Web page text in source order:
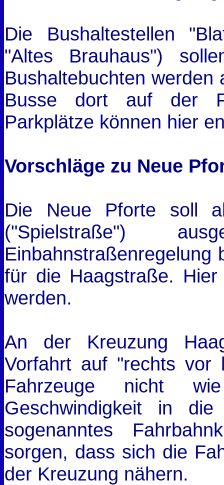
Die Bushaltestellen
"Altes Brauhaus")
Bushaltebuchten
Busse dort auf der
Parkplätze können hier
Vorschläge zu Neue
Die Neue Pforte soll
("Spielstraße")
Einbahnstraßenregelung
für die Haagstraße. Hier
werden.
An der Kreuzung
Vorfahrt auf "rechts vor
Fahrzeuge nicht
Geschwindigkeit in
sogenanntes
sorgen, dass sich die
der Kreuzung nähern.